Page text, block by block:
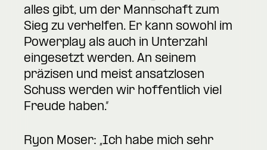
alles gibt, um der Mannschaft zum
Sieg zu verhelfen. Er kann sowohl im
Powerplay als auch in Unterzahl
eingesetzt werden. An seinem
präzisen und meist ansatzlosen
Schuss werden wir hoffentlich viel
Freude haben.“
Ryon Moser: „Ich habe mich sehr